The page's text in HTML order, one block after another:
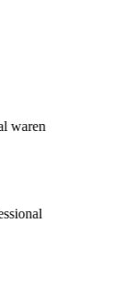
waren